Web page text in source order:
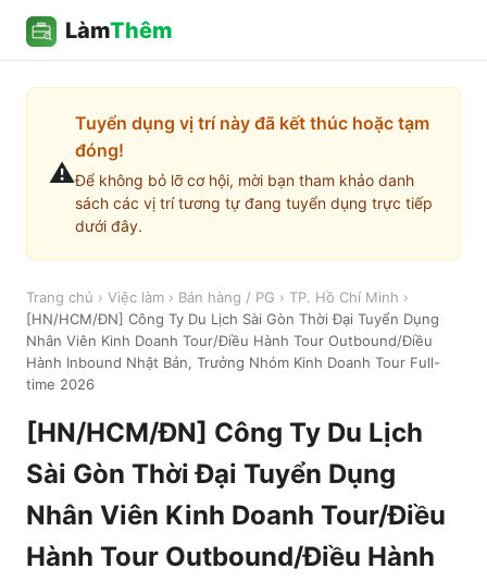
LàmThêm
⚠️
Tuyển dụng vị trí này đã kết thúc hoặc tạm
đóng!
Để không bỏ lỡ cơ hội, mời bạn tham khảo danh
sách các vị trí tương tự đang tuyển dụng trực tiếp
dưới đây.
Trang chủ › Việc làm › Bán hàng / PG › TP. Hồ Chí Minh ›
[HN/HCM/ĐN] Công Ty Du Lịch Sài Gòn Thời Đại Tuyển Dụng
Nhân Viên Kinh Doanh Tour/Điều Hành Tour Outbound/Điều
Hành Inbound Nhật Bản, Trưởng Nhóm Kinh Doanh Tour Full-
time 2026
[HN/HCM/ĐN] Công Ty Du Lịch
Sài Gòn Thời Đại Tuyển Dụng
Nhân Viên Kinh Doanh Tour/Điều
Hành Tour Outbound/Điều Hành